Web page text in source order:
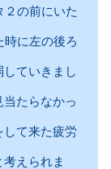
２の前にいた
時に左の後ろ
ていきまし
たらなかっ
て来た疲労
えられま